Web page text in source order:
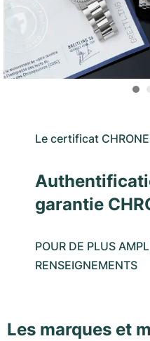
Le certificat
garantie
POUR DE PLUS
RENSEIGNEMENTS
Les marques et